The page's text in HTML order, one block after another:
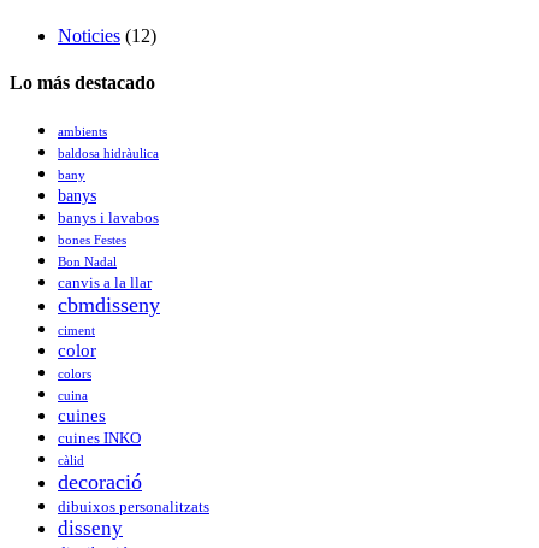
Noticies (12)
Lo más destacado
ambients
baldosa hidràulica
bany
banys
banys i lavabos
bones Festes
Bon Nadal
canvis a la llar
cbmdisseny
ciment
color
colors
cuina
cuines
cuines INKO
càlid
decoració
dibuixos personalitzats
disseny